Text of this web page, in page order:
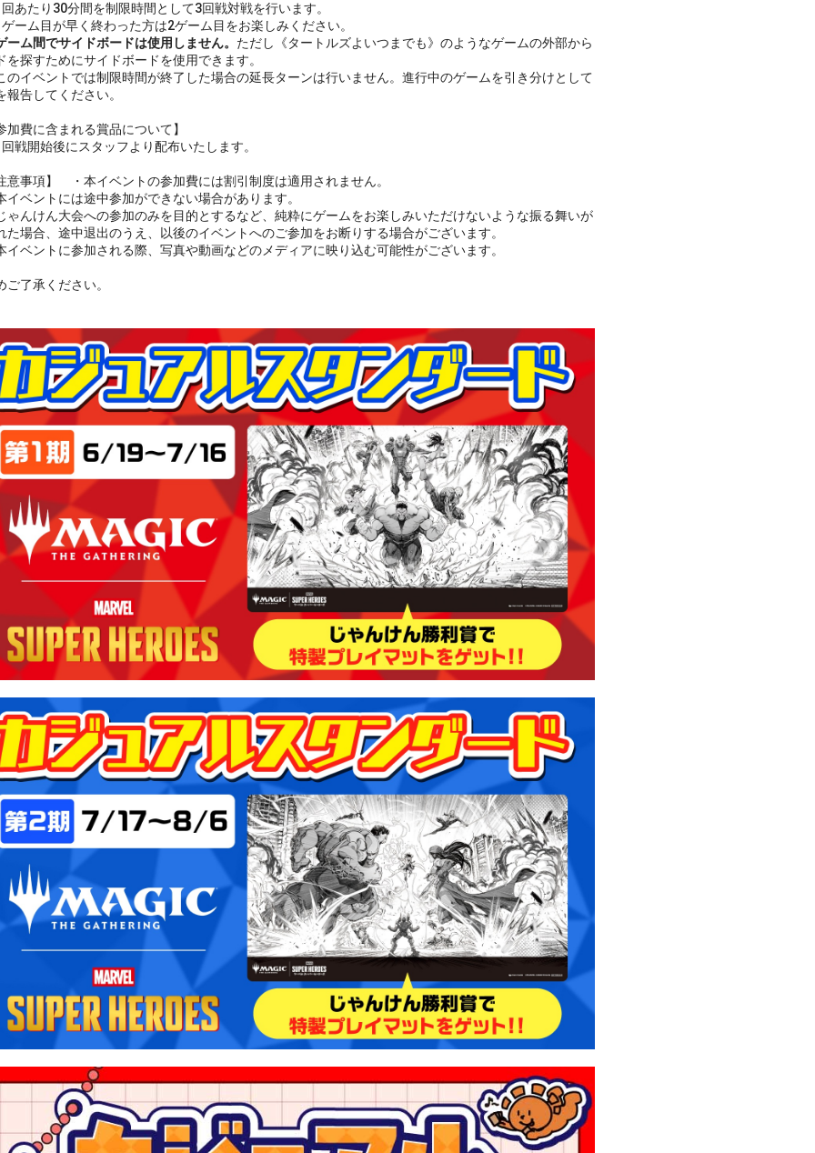
たり30分間を制限時間として3回戦対戦を行います。
ム目が早く終わった方は2ゲーム目をお楽しみください。
ーム間でサイドボードは使用しません。 ただし《タートルズよいつまでも》のようなゲームの外部から
を探すためにサイドボードを使用できます。
イベントでは制限時間が終了した場合の延長ターンは行いません。進行中のゲームを引き分けとして
報告してください。
費に含まれる賞品について】
開始後にスタッフより配布いたします。
事項】 ・本イベントの参加費には割引制度は適用されません。
ベントには途中参加ができない場合があります。
んけん大会への参加のみを目的とするなど、純粋にゲームをお楽しみいただけないような振る舞いが
た場合、途中退出のうえ、以後のイベントへのご参加をお断りする場合がございます。
ベントに参加される際、写真や動画などのメディアに映り込む可能性がございます。
了承ください。